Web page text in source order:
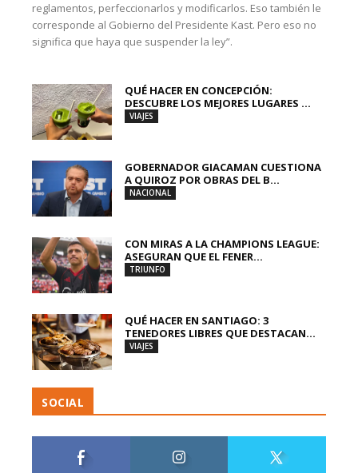
reglamentos, perfeccionarlos y modificarlos. Eso también le
corresponde al Gobierno del Presidente Kast. Pero eso no
significa que haya que suspender la ley”.
QUÉ HACER EN CONCEPCIÓN:
DESCUBRE LOS MEJORES LUGARES ...
VIAJES
GOBERNADOR GIACAMAN CUESTIONA
A QUIROZ POR OBRAS DEL B...
NACIONAL
CON MIRAS A LA CHAMPIONS LEAGUE:
ASEGURAN QUE EL FENER...
TRIUNFO
QUÉ HACER EN SANTIAGO: 3
TENEDORES LIBRES QUE DESTACAN...
VIAJES
SOCIAL